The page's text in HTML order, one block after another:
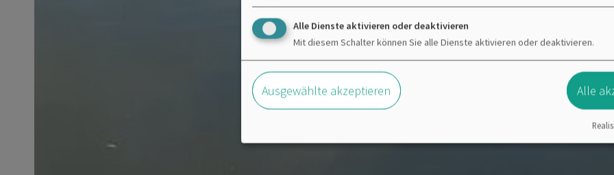
Alle Dienste aktivieren oder deaktivieren
Mit diesem Schalter können Sie alle Dienste aktivieren oder deaktivieren.
Ausgewählte akzeptieren Alle